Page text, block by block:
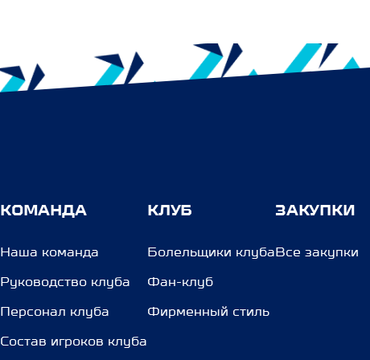
КОМАНДА
Наша команда
Руководство клуба
Персонал клуба
Состав игроков клуба
КЛУБ
Болельщики клуба
Фан-клуб
Фирменный стиль
ЗАКУПКИ
Все закупки